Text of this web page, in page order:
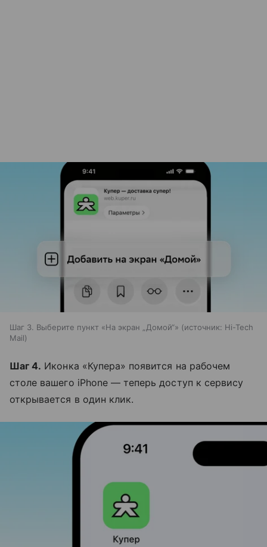
Шаг 3. Выберите пункт «На экран „Домой“» источник: Hi-Tech
Mail
Шаг 4. Иконка «Купера» появится на рабочем
столе вашего iPhone — теперь доступ к сервису
открывается в один клик.